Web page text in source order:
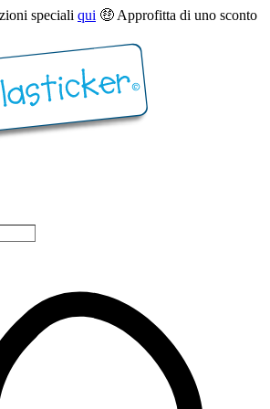
speciali qui 🤑 Approfitta di uno sconto